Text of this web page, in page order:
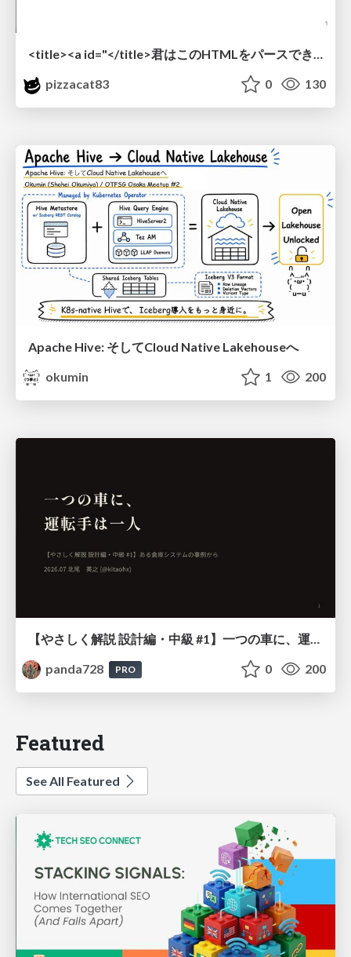
<title><a id="</title>君はこのHTMLをパースできるか"></a></title> #雑LT_study
pizzacat83
0 130
Apache Hive: そしてCloud Native Lakehouseへ
okumin
1 200
【やさしく解説 設計編・中級 #1】一つの車に、運転手は一人 ～ある倉庫システムの事例から～
panda728
PRO 0 200
Featured
See All Featured